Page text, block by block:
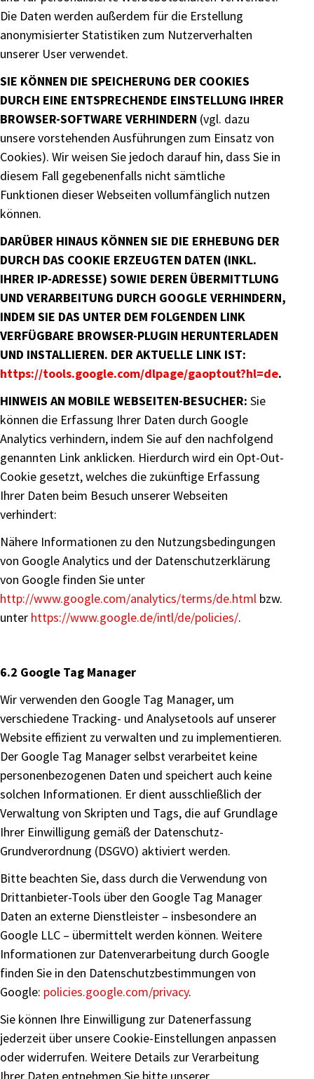
Die Daten werden außerdem für die Erstellung
anonymisierter Statistiken zum Nutzerverhalten
unserer User verwendet.
SIE KÖNNEN DIE SPEICHERUNG DER COOKIES
DURCH EINE ENTSPRECHENDE EINSTELLUNG IHRER
BROWSER-SOFTWARE VERHINDERN (vgl. dazu
unsere vorstehenden Ausführungen zum Einsatz von
Cookies). Wir weisen Sie jedoch darauf hin, dass Sie in
diesem Fall gegebenenfalls nicht sämtliche
Funktionen dieser Webseiten vollumfänglich nutzen
können.
DARÜBER HINAUS KÖNNEN SIE DIE ERHEBUNG DER
DURCH DAS COOKIE ERZEUGTEN DATEN (INKL.
IHRER IP-ADRESSE) SOWIE DEREN ÜBERMITTLUNG
UND VERARBEITUNG DURCH GOOGLE VERHINDERN,
INDEM SIE DAS UNTER DEM FOLGENDEN LINK
VERFÜGBARE BROWSER-PLUGIN HERUNTERLADEN
UND INSTALLIEREN. DER AKTUELLE LINK IST:
https://tools.google.com/dlpage/gaoptout?hl=de.
HINWEIS AN MOBILE WEBSEITEN-BESUCHER: Sie
können die Erfassung Ihrer Daten durch Google
Analytics verhindern, indem Sie auf den nachfolgend
genannten Link anklicken. Hierdurch wird ein Opt-Out-
Cookie gesetzt, welches die zukünftige Erfassung
Ihrer Daten beim Besuch unserer Webseiten
verhindert:
Nähere Informationen zu den Nutzungsbedingungen
von Google Analytics und der Datenschutzerklärung
von Google finden Sie unter
http://www.google.com/analytics/terms/de.html bzw.
unter https://www.google.de/intl/de/policies/.
6.2 Google Tag Manager
Wir verwenden den Google Tag Manager, um
verschiedene Tracking- und Analysetools auf unserer
Website effizient zu verwalten und zu implementieren.
Der Google Tag Manager selbst verarbeitet keine
personenbezogenen Daten und speichert auch keine
solchen Informationen. Er dient ausschließlich der
Verwaltung von Skripten und Tags, die auf Grundlage
Ihrer Einwilligung gemäß der Datenschutz-
Grundverordnung (DSGVO) aktiviert werden.
Bitte beachten Sie, dass durch die Verwendung von
Drittanbieter-Tools über den Google Tag Manager
Daten an externe Dienstleister – insbesondere an
Google LLC – übermittelt werden können. Weitere
Informationen zur Datenverarbeitung durch Google
finden Sie in den Datenschutzbestimmungen von
Google: policies.google.com/privacy.
Sie können Ihre Einwilligung zur Datenerfassung
jederzeit über unsere Cookie-Einstellungen anpassen
oder widerrufen. Weitere Details zur Verarbeitung
Ihrer Daten entnehmen Sie bitte unserer